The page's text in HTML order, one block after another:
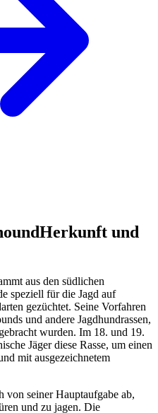
Herkunft und
aus den südlichen
speziell für die Jagd auf
gezüchtet. Seine Vorfahren
und andere Jagdhundrassen,
wurden. Im 18. und 19.
Jäger diese Rasse, um einen
mit ausgezeichnetem
von seiner Hauptaufgabe ab,
und zu jagen. Die